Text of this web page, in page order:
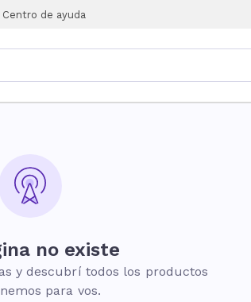
Centro de ayuda
no existe
y descubrí todos los productos
para vos.